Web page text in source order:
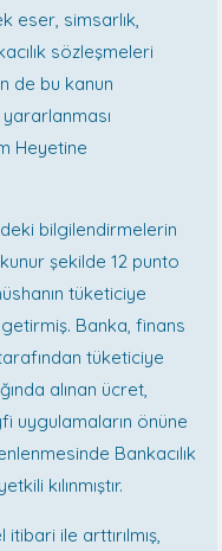
eser, simsarlık,
sözleşmeleri
de bu kanun
Heyetine
bilgilendirmelerin
şekilde 12 punto
tüketiciye
Banka, finans
tüketiciye
alınan ücret,
uygulamaların önüne
Bankacılık
kılınmıştır.
ile arttırılmış,